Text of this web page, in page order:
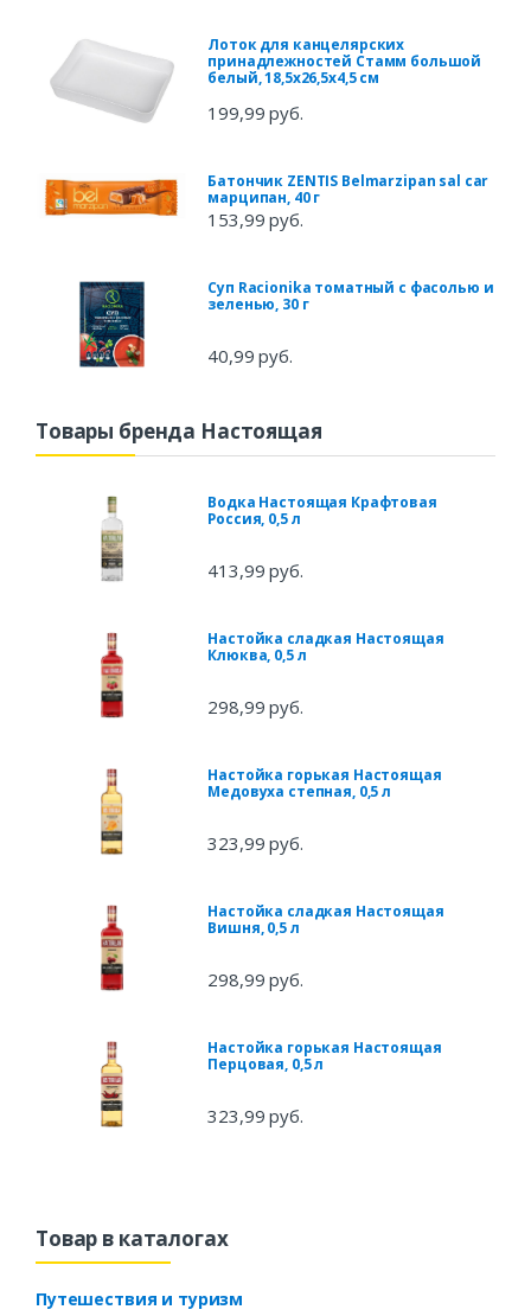
Лоток для канцелярских
принадлежностей Стамм большой
белый, 18,5х26,5х4,5 см
199,99 руб.
Батончик ZENTIS Belmarzipan sal car
марципан, 40 г
153,99 руб.
Суп Racionika томатный с фасолью и
зеленью, 30 г
40,99 руб.
Товары бренда Настоящая
Водка Настоящая Крафтовая
Россия, 0,5 л
413,99 руб.
Настойка сладкая Настоящая
Клюква, 0,5 л
298,99 руб.
Настойка горькая Настоящая
Медовуха степная, 0,5 л
323,99 руб.
Настойка сладкая Настоящая
Вишня, 0,5 л
298,99 руб.
Настойка горькая Настоящая
Перцовая, 0,5 л
323,99 руб.
Товар в каталогах
Путешествия и туризм